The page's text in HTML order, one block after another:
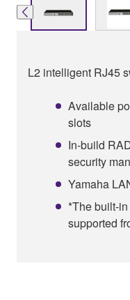
L2 intelligent RJ45
Available
slots
In-build
security
Yamaha
*The built-
supported